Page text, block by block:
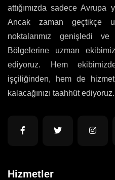
attığımızda sadece Avrupa
Ancak zaman geçtikçe
noktalarımız genişledi
Bölgelerine uzman
ediyoruz. Hem
işçiliğinden, hem de
kalacağınızı taahhüt ediyoruz.
Hizmetler